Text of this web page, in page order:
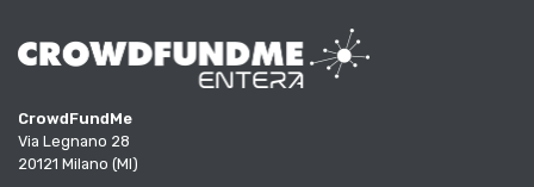
CrowdFundMe
Via Legnano 28
20121 Milano (MI)